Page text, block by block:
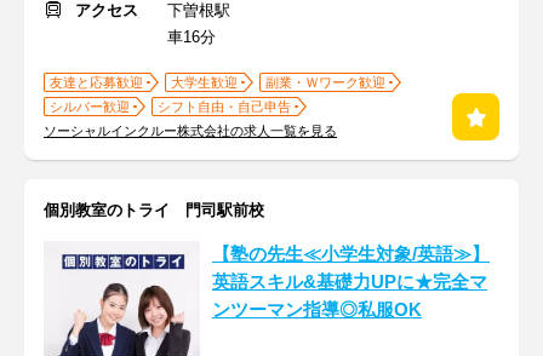
アクセス
下曽根駅
車16分
友達と応募歓迎 大学生歓迎
副業・Ｗワーク歓迎
シルバー歓迎
シフト自由・自己申告
ソーシャルインクルー株式会社の求人一覧を見る
個別教室のトライ 門司駅前校
【塾の先生≪小学生対象/英語≫】
英語スキル&基礎力UPに★完全マ
ンツーマン指導◎私服OK